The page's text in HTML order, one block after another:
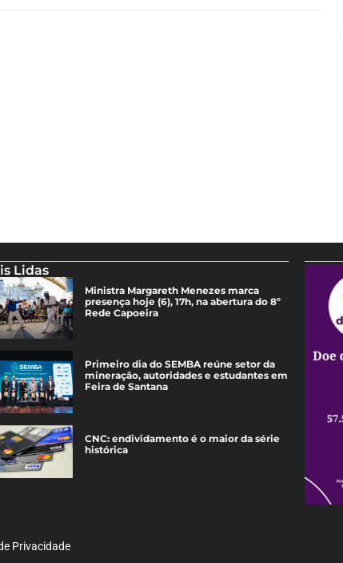
Lidas
Ministra Margareth Menezes marca
presença hoje (6), 17h, na abertura do 8º
Rede Capoeira
Primeiro dia do SEMBA reúne setor da
mineração, autoridades e estudantes em
Feira de Santana
CNC: endividamento é o maior da série
histórica
Privacidade